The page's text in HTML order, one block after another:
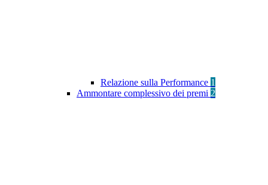
Relazione sulla Performance 1
Ammontare complessivo dei premi 2